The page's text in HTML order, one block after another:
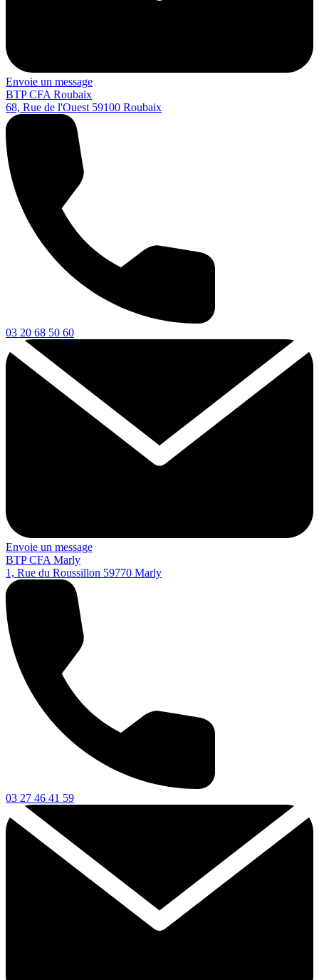
Envoie un message
BTP CFA Roubaix
68, Rue de l'Ouest 59100 Roubaix
03 20 68 50 60
Envoie un message
BTP CFA Marly
1, Rue du Roussillon 59770 Marly
03 27 46 41 59